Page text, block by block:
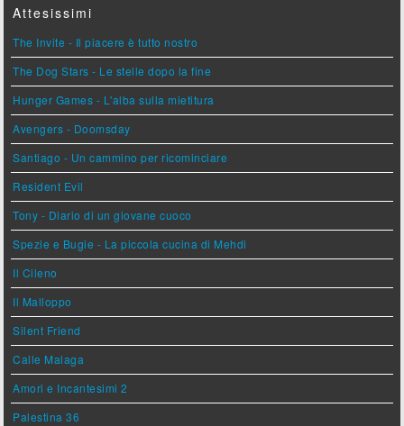
Attesissimi
The Invite - Il piacere è tutto nostro
The Dog Stars - Le stelle dopo la fine
Hunger Games - L'alba sulla mietitura
Avengers - Doomsday
Santiago - Un cammino per ricominciare
Resident Evil
Tony - Diario di un giovane cuoco
Spezie e Bugie - La piccola cucina di Mehdi
Il Cileno
Il Malloppo
Silent Friend
Calle Malaga
Amori e Incantesimi 2
Palestina 36